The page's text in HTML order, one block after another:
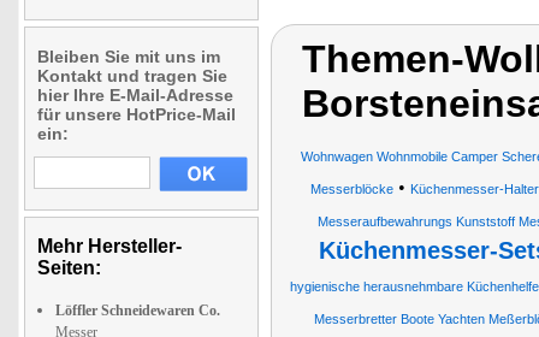
Bleiben Sie mit uns im
Kontakt und tragen Sie
hier Ihre E-Mail-Adresse
für unsere HotPrice-Mail
ein:
Mehr Hersteller-
Seiten:
Löffler Schneidewaren Co.
Messer
Themen-
Wohnwagen Wohnmobile Camper
Messerblöcke• Küchenmesser-Halter
Messeraufbewahrungs Kunststoff
Küchenmesser-
hygienische herausnehmbare
Messerbretter Boote Yachten